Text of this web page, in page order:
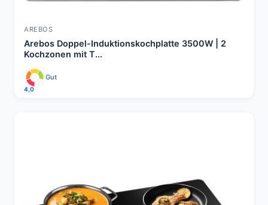
AREBOS
Arebos Doppel-Induktionskochplatte 3500W | 2
Kochzonen mit T...
4,0
Gut